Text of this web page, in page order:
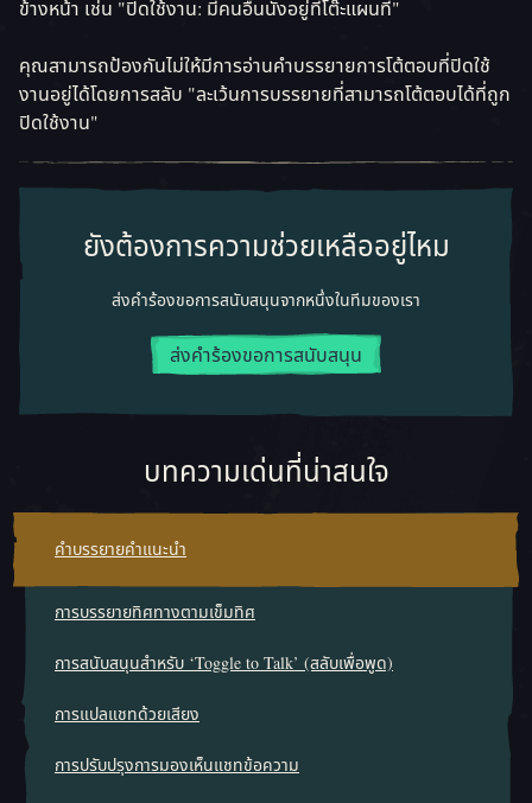
ข้างหน้า เช่น "ปิดใช้งาน: มีคนอื่นนั่งอยู่ที่โต๊ะแผนที่"
คุณสามารถป้องกันไม่ให้มีการอ่านคำบรรยายการโต้ตอบที่ปิดใช้
งานอยู่ได้โดยการสลับ "ละเว้นการบรรยายที่สามารถโต้ตอบได้ที่ถูก
ปิดใช้งาน"
ยังต้องการความช่วยเหลืออยู่ไหม
ส่งคำร้องขอการสนับสนุนจากหนึ่งในทีมของเรา
ส่งคำร้องขอการสนับสนุน
บทความเด่นที่น่าสนใจ
คําบรรยายคําแนะนํา
การบรรยายทิศทางตามเข็มทิศ
การสนับสนุนสำหรับ ‘Toggle to Talk’ (สลับเพื่อพูด)
การแปลแชทด้วยเสียง
การปรับปรุงการมองเห็นแชทข้อความ